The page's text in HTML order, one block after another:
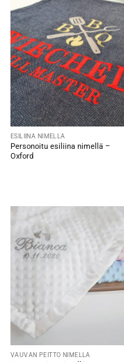
ESILIINA NIMELLÄ
Personoitu esiliina nimellä –
Oxford
VAUVAN PEITTO NIMELLÄ